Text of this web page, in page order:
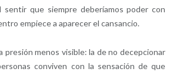
sentir que siempre deberíamos poder con
empiece a aparecer el cansancio.
presión menos visible: la de no decepcionar
conviven con la sensación de que